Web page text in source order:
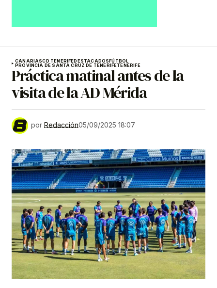
CANARIASCD TENERIFEDESTACADOSFÚTBOL
PROVINCIA DE SANTA CRUZ DE TENERIFETENERIFE
Práctica matinal antes de la
visita de la AD Mérida
por Redacción05/09/2025 18:07